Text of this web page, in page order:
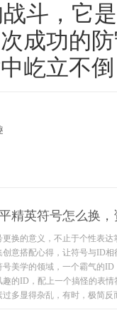
斗，它
成功的
屹立不
精英符号怎么换
更换的意义，不止于个性表
创意搭配心得，让符号与ID
号美学的领域，一个霸气的
趣的ID，配上一个搞怪的表
过多显得杂乱，有时，极简反